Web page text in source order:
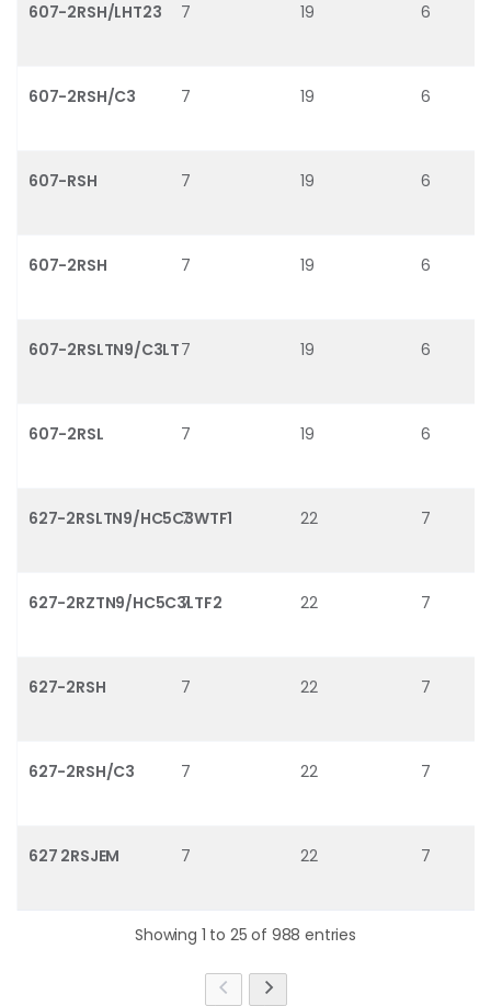
607-2RSH/LHT23 7 19 6
607-2RSH/C3 7 19 6
607-RSH 7 19 6
607-2RSH 7 19 6
607-2RSLTN9/C3LT7 19 6
607-2RSL 7 19 6
627-2RSLTN9/HC5C3WTF1
7 22 7
627-2RZTN9/HC5C3LTF2
7 22 7
627-2RSH 7 22 7
627-2RSH/C3 7 22 7
627 2RSJEM 7 22 7
Showing 1 to 25 of 988 entries